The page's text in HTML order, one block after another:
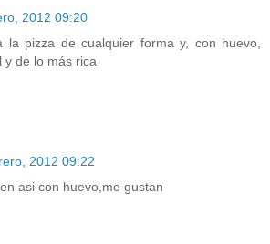
2012 09:20
la pizza de cualquier forma y, con huevo,
y de lo más rica
2012 09:22
asi con huevo,me gustan